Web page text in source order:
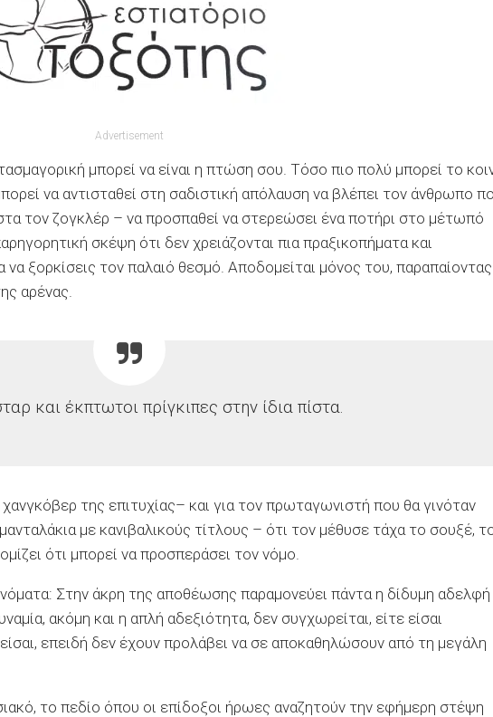
Advertisement
μπορεί να είναι η πτώση σου. Τόσο πιο πολύ μπορεί το
να αντισταθεί στη σαδιστική απόλαυση να βλέπει τον άνθρωπο
τον ζογκλέρ – να προσπαθεί να στερεώσει ένα ποτήρι στο μέτωπό
σκέψη ότι δεν χρειάζονται πια πραξικοπήματα και
να ξορκίσεις τον παλαιό θεσμό. Αποδομείται μόνος του, παραπαίοντας
αρένας.
και έκπτωτοι πρίγκιπες στην ίδια πίστα.
της επιτυχίας– και για τον πρωταγωνιστή που θα γινόταν
με κανιβαλικούς τίτλους – ότι τον μέθυσε τάχα το σουξέ,
ότι μπορεί να προσπεράσει τον νόμο.
Στην άκρη της αποθέωσης παραμονεύει πάντα η δίδυμη αδελφή
ακόμη και η απλή αδεξιότητα, δεν συγχωρείται, είτε είσαι
είσαι, επειδή δεν έχουν προλάβει να σε αποκαθηλώσουν από τη μεγάλη
το πεδίο όπου οι επίδοξοι ήρωες αναζητούν την εφήμερη στέψη